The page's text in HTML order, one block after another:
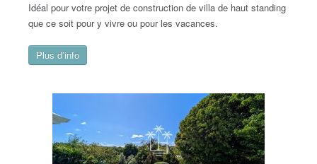
Idéal pour votre projet de construction de villa de haut standing
que ce soit pour y vivre ou pour les vacances.
Plus d’info